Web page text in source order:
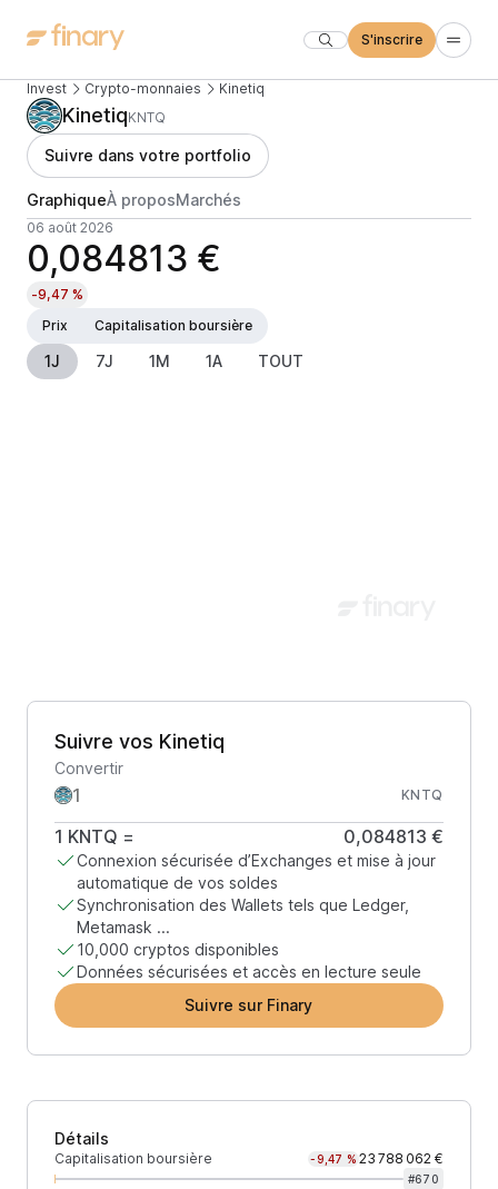
S'inscrire
Invest Crypto-monnaies Kinetiq
KinetiqKNTQ
Suivre dans votre portfolio
GraphiqueÀ proposMarchés
06 août 2026
0,084813 €
-9,47 %
Prix
Capitalisation boursière
1J 7J 1M 1A TOUT
Suivre vos Kinetiq
Convertir
KNTQ
1 KNTQ = 0,084813 €
Connexion sécurisée d’Exchanges et mise à jour
automatique de vos soldes
Synchronisation des Wallets tels que Ledger,
Metamask ...
10,000 cryptos disponibles
Données sécurisées et accès en lecture seule
Suivre sur Finary
Détails
Capitalisation boursière -9,47 % 23 788 062 €
#670